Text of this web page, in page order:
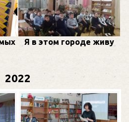
Я в этом городе живу
2022